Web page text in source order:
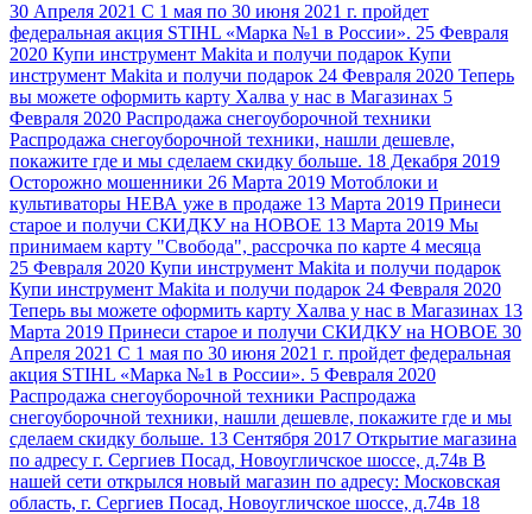
30 Апреля 2021 С 1 мая по 30 июня 2021 г. пройдет
федеральная акция STIHL «Марка №1 в России». 25 Февраля
2020 Купи инструмент Makita и получи подарок Купи
инструмент Makita и получи подарок 24 Февраля 2020 Теперь
вы можете оформить карту Халва у нас в Магазинах 5
Февраля 2020 Распродажа снегоуборочной техники
Распродажа снегоуборочной техники, нашли дешевле,
покажите где и мы сделаем скидку больше. 18 Декабря 2019
Осторожно мошенники 26 Марта 2019 Мотоблоки и
культиваторы НЕВА уже в продаже 13 Марта 2019 Принеси
старое и получи СКИДКУ на НОВОЕ 13 Марта 2019 Мы
принимаем карту "Свобода", рассрочка по карте 4 месяца
25 Февраля 2020 Купи инструмент Makita и получи подарок
Купи инструмент Makita и получи подарок 24 Февраля 2020
Теперь вы можете оформить карту Халва у нас в Магазинах 13
Марта 2019 Принеси старое и получи СКИДКУ на НОВОЕ 30
Апреля 2021 С 1 мая по 30 июня 2021 г. пройдет федеральная
акция STIHL «Марка №1 в России». 5 Февраля 2020
Распродажа снегоуборочной техники Распродажа
снегоуборочной техники, нашли дешевле, покажите где и мы
сделаем скидку больше. 13 Сентября 2017 Открытие магазина
по адресу г. Сергиев Посад, Новоугличское шоссе, д.74в В
нашей сети открылся новый магазин по адресу: Московская
область, г. Сергиев Посад, Новоугличское шоссе, д.74в 18